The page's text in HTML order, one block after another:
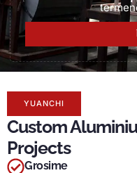
YUANCHI
Custom
Projects
Grosime